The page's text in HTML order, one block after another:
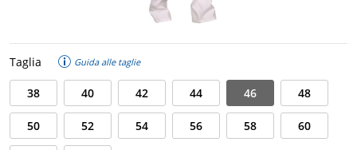
Taglia Guida alle taglie
38 40 42 44 46 48
50 52 54 56 58 60